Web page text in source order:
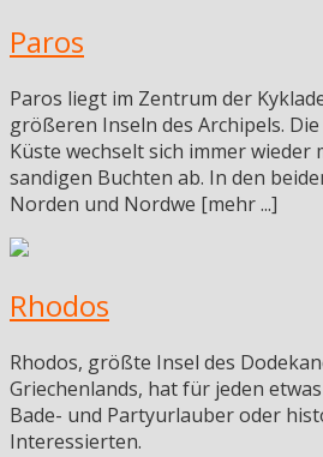
Paros
Paros liegt im Zentrum der
größeren Inseln des Archipels.
Küste wechselt sich immer wieder
sandigen Buchten ab. In den
Norden und Nordwe [mehr ...]
Rhodos
Rhodos, größte Insel des
Griechenlands, hat für jeden
Bade- und Partyurlauber oder
Interessierten.